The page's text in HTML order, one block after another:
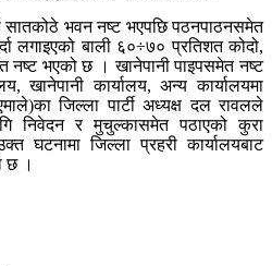
सातकोठे भवन नष्ट भएपछि पठनपाठनसमेत
लगाइएको बाली ६०÷७० प्रतिशत कोदो,
नष्ट भएको छ । खानेपानी पाइपसमेत नष्ट
खानेपानी कार्यालय, अन्य कार्यालयमा
जिल्ला पार्टी अध्यक्ष दल रावलले
निवेदन र मुचुल्कासमेत पठाएको कुरा
घटनामा जिल्ला प्रहरी कार्यालयबाट
छ ।